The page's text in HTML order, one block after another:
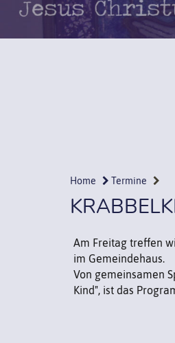
Home Termine
Am Freitag treffen
im Gemeindehaus.
Von gemeinsamen
Kind", ist das